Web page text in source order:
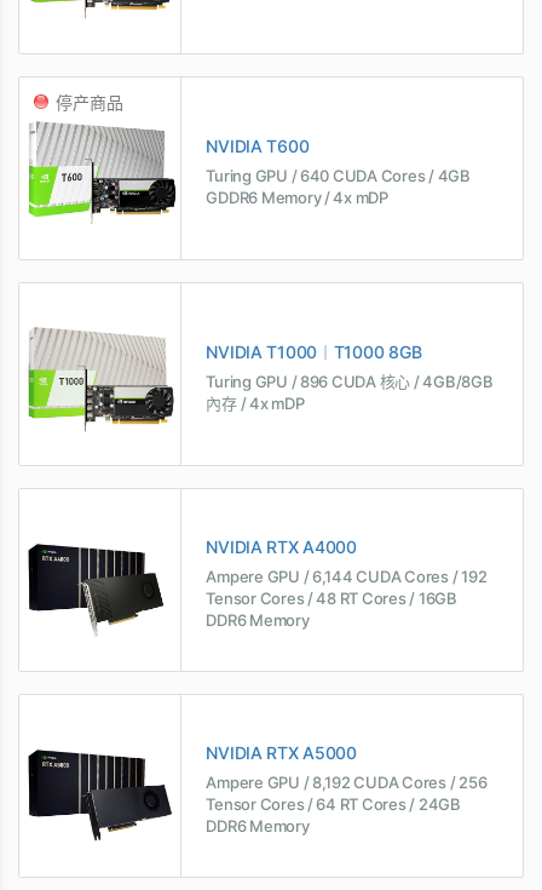
停产商品
NVIDIA T600
Turing GPU / 640 CUDA Cores / 4GB
GDDR6 Memory / 4x mDP
NVIDIA T1000︱T1000 8GB
Turing GPU / 896 CUDA 核心 / 4GB/8GB
內存 / 4x mDP
NVIDIA RTX A4000
Ampere GPU / 6,144 CUDA Cores / 192
Tensor Cores / 48 RT Cores / 16GB
DDR6 Memory
NVIDIA RTX A5000
Ampere GPU / 8,192 CUDA Cores / 256
Tensor Cores / 64 RT Cores / 24GB
DDR6 Memory